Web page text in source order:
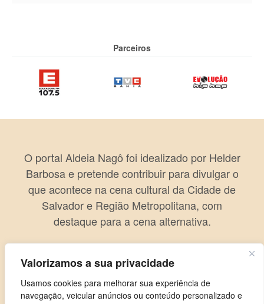
Valorizamos a sua privacidade
Usamos cookies para melhorar sua experiência de
navegação, veicular anúncios ou conteúdo personalizado e
Parceiros
O portal Aldeia Nagô foi idealizado por Helder
Barbosa e pretende contribuir para divulgar o
que acontece na cena cultural da Cidade de
Salvador e Região Metropolitana, com
destaque para a cena alternativa.